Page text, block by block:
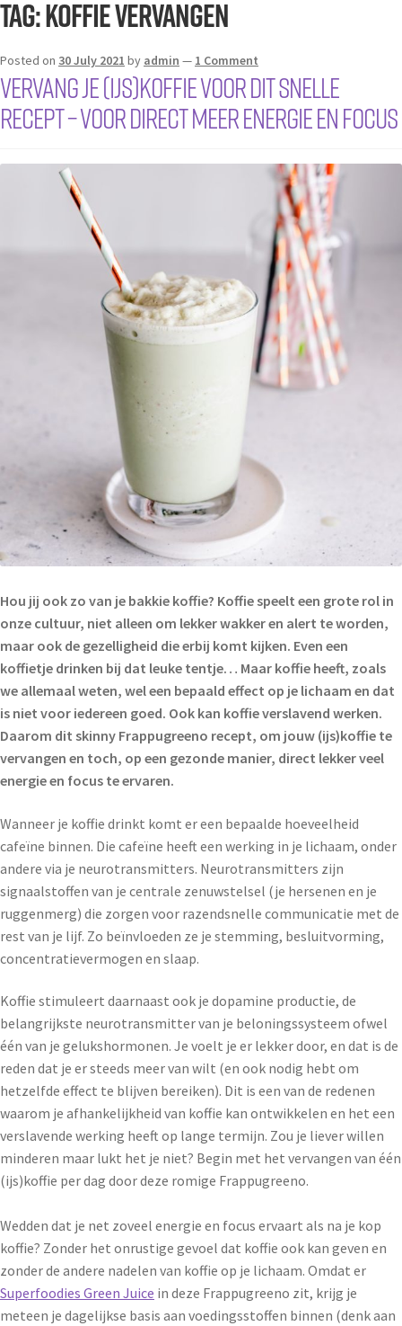
Tag:koffie vervangen
Posted on 30 July 2021 by admin — 1 Comment
Vervang je (ijs)koffie voor dit snelle
recept – voor direct meer energie en focus
Hou jij ook zo van je bakkie koffie? Koffie speelt een grote rol in
onze cultuur, niet alleen om lekker wakker en alert te worden,
maar ook de gezelligheid die erbij komt kijken. Even een
koffietje drinken bij dat leuke tentje… Maar koffie heeft, zoals
we allemaal weten, wel een bepaald effect op je lichaam en dat
is niet voor iedereen goed. Ook kan koffie verslavend werken.
Daarom dit skinny Frappugreeno recept, om jouw (ijs)koffie te
vervangen en toch, op een gezonde manier, direct lekker veel
energie en focus te ervaren.
Wanneer je koffie drinkt komt er een bepaalde hoeveelheid
cafeïne binnen. Die cafeïne heeft een werking in je lichaam, onder
andere via je neurotransmitters. Neurotransmitters zijn
signaalstoffen van je centrale zenuwstelsel (je hersenen en je
ruggenmerg) die zorgen voor razendsnelle communicatie met de
rest van je lijf. Zo beïnvloeden ze je stemming, besluitvorming,
concentratievermogen en slaap.
Koffie stimuleert daarnaast ook je dopamine productie, de
belangrijkste neurotransmitter van je beloningssysteem ofwel
één van je gelukshormonen. Je voelt je er lekker door, en dat is de
reden dat je er steeds meer van wilt (en ook nodig hebt om
hetzelfde effect te blijven bereiken). Dit is een van de redenen
waarom je afhankelijkheid van koffie kan ontwikkelen en het een
verslavende werking heeft op lange termijn. Zou je liever willen
minderen maar lukt het je niet? Begin met het vervangen van één
(ijs)koffie per dag door deze romige Frappugreeno.
Wedden dat je net zoveel energie en focus ervaart als na je kop
koffie? Zonder het onrustige gevoel dat koffie ook kan geven en
zonder de andere nadelen van koffie op je lichaam. Omdat er
Superfoodies Green Juice in deze Frappugreeno zit, krijg je
meteen je dagelijkse basis aan voedingsstoffen binnen (denk aan